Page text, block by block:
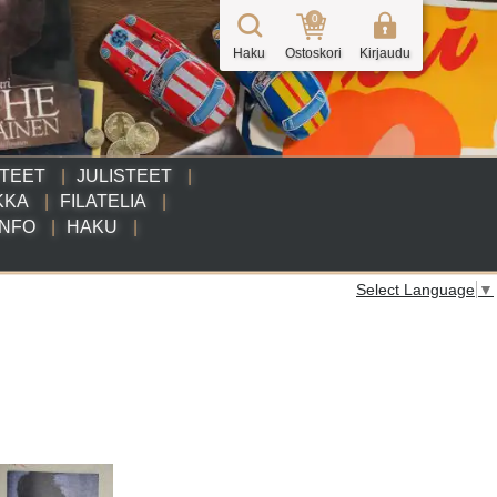
JULISTEET
FILATELIA
HAKU
Haku
0
Ostoskori Kirjaudu
Select Language ▼